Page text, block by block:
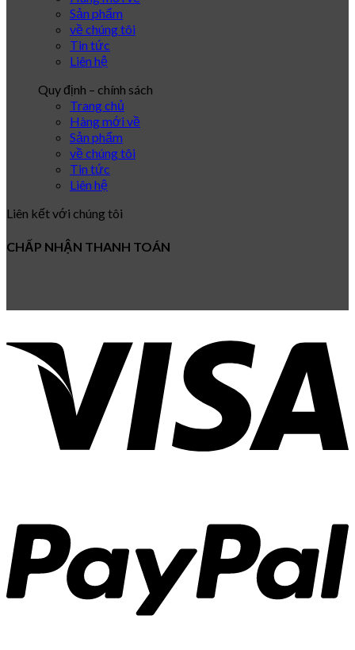
Sản phẩm
về chúng tôi
Tin tức
Liên hệ
Quy định – chính sách
Trang chủ
Hàng mới về
Sản phẩm
về chúng tôi
Tin tức
Liên hệ
Liên kết với chúng tôi
CHẤP NHẬN THANH TOÁN